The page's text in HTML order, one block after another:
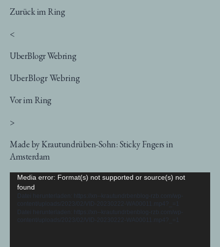
Zurück im Ring
<
UberBlogr Webring
UberBlogr Webring
Vor im Ring
>
Made by Krautundrüben-Sohn: Sticky Fngers in
Amsterdam
Video-
Player
Media error: Format(s) not supported or source(s) not
found
Datei herunterladen: https://xn--krautundrbenblog-rzb.com/wp-
content/uploads/2023/02/VID-20230222-WA00011.mp4?_=1
Datei herunterladen: https://xn--krautundrbenblog-rzb.com/wp-
content/uploads/2023/02/VID-20230222-WA00011.mp4?_=1